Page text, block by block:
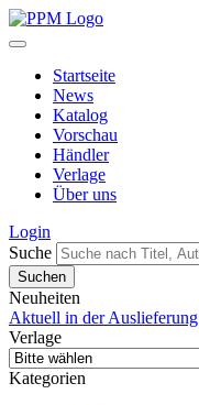
Startseite
News
Katalog
Vorschau
Händler
Verlage
Über uns
Login
Suche
Neuheiten
Aktuell in der Auslieferung
Verlage
Kategorien